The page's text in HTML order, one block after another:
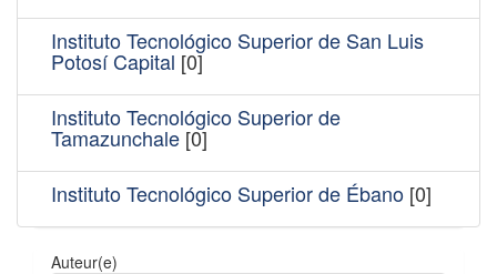
Instituto Tecnológico Superior de San Luis
Potosí Capital [0]
Instituto Tecnológico Superior de
Tamazunchale [0]
Instituto Tecnológico Superior de Ébano [0]
Auteur(e)